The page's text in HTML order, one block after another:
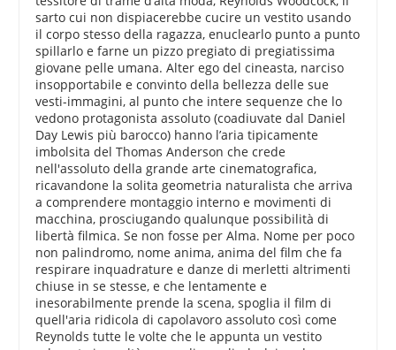
sarto cui non dispiacerebbe cucire un vestito usando
il corpo stesso della ragazza, enuclearlo punto a punto
spillarlo e farne un pizzo pregiato di pregiatissima
giovane pelle umana. Alter ego del cineasta, narciso
insopportabile e convinto della bellezza delle sue
vesti-immagini, al punto che intere sequenze che lo
vedono protagonista assoluto (coadiuvate dal Daniel
Day Lewis più barocco) hanno l’aria tipicamente
imbolsita del Thomas Anderson che crede
nell'assoluto della grande arte cinematografica,
ricavandone la solita geometria naturalista che arriva
a comprendere montaggio interno e movimenti di
macchina, prosciugando qualunque possibilità di
libertà filmica. Se non fosse per Alma. Nome per poco
non palindromo, nome anima, anima del film che fa
respirare inquadrature e danze di merletti altrimenti
chiuse in se stesse, e che lentamente e
inesorabilmente prende la scena, spoglia il film di
quell'aria ridicola di capolavoro assoluto così come
Reynolds tutte le volte che le appunta un vestito